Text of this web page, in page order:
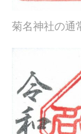
菊名神社の通